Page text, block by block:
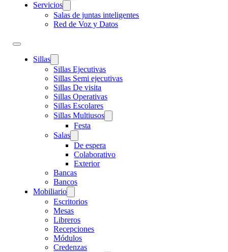
Servicios
Salas de juntas inteligentes
Red de Voz y Datos
Sillas
Sillas Ejecutivas
Sillas Semi ejecutivas
Sillas De visita
Sillas Operativas
Sillas Escolares
Sillas Multiusos
Festa
Salas
De espera
Colaborativo
Exterior
Bancas
Bancos
Mobiliario
Escritorios
Mesas
Libreros
Recepciones
Módulos
Credenzas